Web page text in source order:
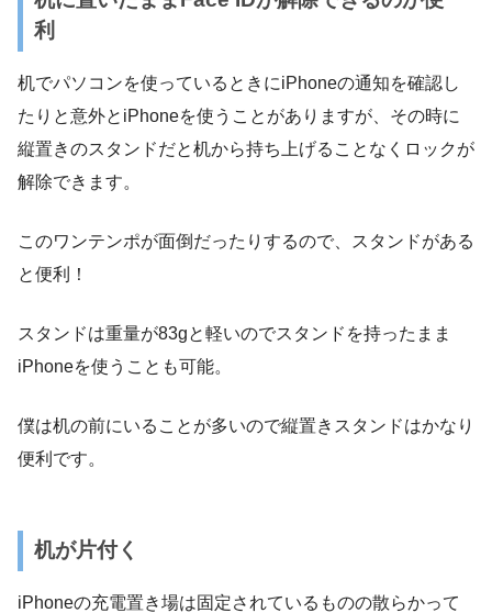
利
机でパソコンを使っているときにiPhoneの通知を確認し
たりと意外とiPhoneを使うことがありますが、その時に
縦置きのスタンドだと机から持ち上げることなくロックが
解除できます。
このワンテンポが面倒だったりするので、スタンドがある
と便利！
スタンドは重量が83gと軽いのでスタンドを持ったまま
iPhoneを使うことも可能。
僕は机の前にいることが多いので縦置きスタンドはかなり
便利です。
机が片付く
iPhoneの充電置き場は固定されているものの散らかって